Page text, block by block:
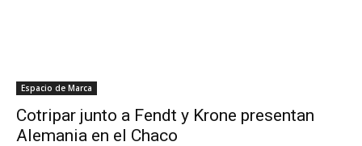
Espacio de Marca
Cotripar junto a Fendt y Krone presentan
Alemania en el Chaco